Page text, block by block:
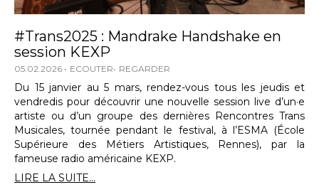
#Trans2025 : Mandrake Handshake en
session KEXP
05.02.2026 ECOUTER REGARDER
Du 15 janvier au 5 mars, rendez-vous tous les jeudis et
vendredis pour découvrir une nouvelle session live d’un·e
artiste ou d’un groupe des dernières Rencontres Trans
Musicales, tournée pendant le festival, à l’ESMA (École
Supérieure des Métiers Artistiques, Rennes), par la
fameuse radio américaine KEXP.
LIRE LA SUITE...